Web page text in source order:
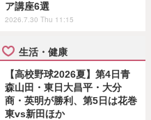
ア講座6選
2026.7.30 Thu 11:15
生活・健康
【高校野球2026夏】第4日青
森山田・東日大昌平・大分
商・英明が勝利、第5日は花巻
東vs新田ほか